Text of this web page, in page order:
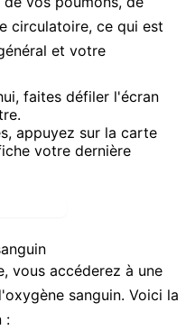
circulatoire, ce qui est
et votre
, faites défiler l'écran
.
, appuyez sur la carte
votre dernière
vous accéderez à une
sanguin. Voici la
: